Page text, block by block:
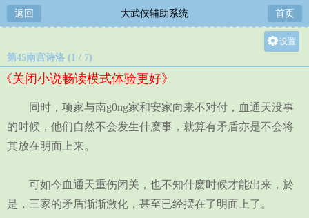
返回 大武侠辅助系统 首页
设置
中
小
第45南宫诗洛 (1 / 7)
《关闭小说畅读模式体验更好》
同时，项家与南g0ng家和安家向来不对付，血通天没事
的时候，他们自然不会发生什麽事，就算有矛盾亦是不会将
其放在明面上来。
可如今血通天重伤闭关，也不知什麽时候才能出来，於
是，三家的矛盾渐渐激化，甚至已经摆在了明面上了。